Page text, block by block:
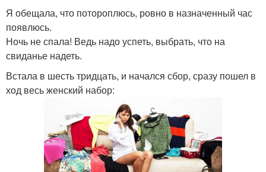
Я обещала, что потороплюсь, ровно в назначенный час
появлюсь.
Ночь не спала! Ведь надо успеть, выбрать, что на
свиданье надеть.
Встала в шесть тридцать, и начался сбор, сразу пошел в
ход весь женский набор: